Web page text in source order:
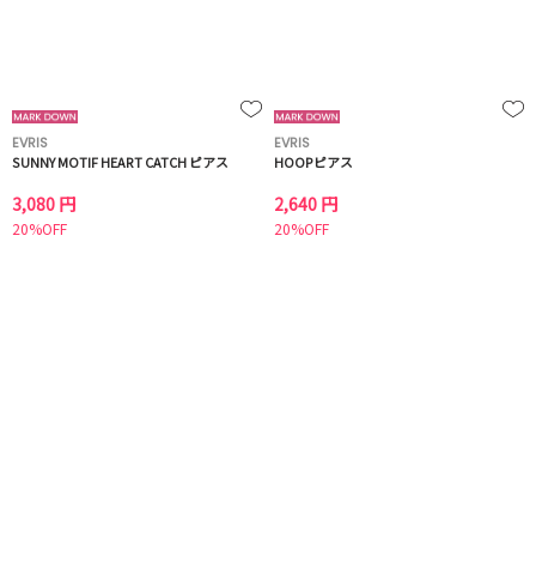
EVRIS
SUNNY MOTIF HEART CATCH ピアス
3,080 円
20%OFF
EVRIS
HOOPピアス
2,640 円
20%OFF